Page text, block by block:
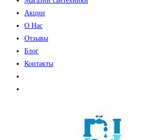
Акции
О Нас
Отзывы
Блог
Контакты